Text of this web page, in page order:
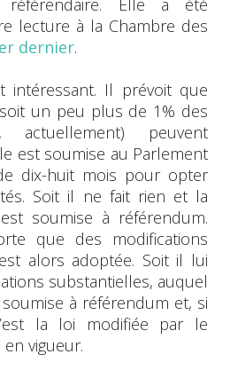
lecture à la Chambre des
dernier.
intéressant. Il prévoit que
un peu plus de 1% des
actuellement) peuvent
est soumise au Parlement
dix-huit mois pour opter
Soit il ne fait rien et la
soumise à référendum.
que des modifications
alors adoptée. Soit il lui
substantielles, auquel
à référendum et, si
la loi modifiée par le
vigueur.